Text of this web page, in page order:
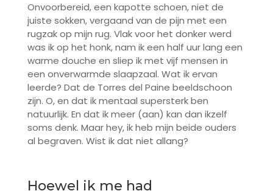
Onvoorbereid, een kapotte schoen, niet de
juiste sokken, vergaand van de pijn met een
rugzak op mijn rug. Vlak voor het donker werd
was ik op het honk, nam ik een half uur lang een
warme douche en sliep ik met vijf mensen in
een onverwarmde slaapzaal. Wat ik ervan
leerde? Dat de Torres del Paine beeldschoon
zijn. O, en dat ik mentaal supersterk ben
natuurlijk. En dat ik meer (aan) kan dan ikzelf
soms denk. Maar hey, ik heb mijn beide ouders
al begraven. Wist ik dat niet allang?
Hoewel ik me had